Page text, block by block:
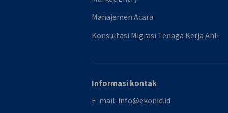
Manajemen Acara
Konsultasi Migrasi Tenaga Kerja Ahli
Informasi kontak
E-mail: info@ekonid.id